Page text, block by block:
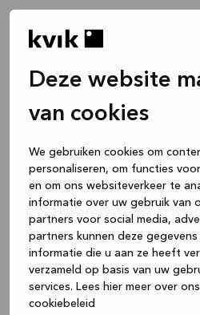
Deze website
van cookies
We gebruiken cookies om
personaliseren, om functies
en om ons websiteverkeer te
informatie over uw gebruik van
partners voor social media,
partners kunnen deze
informatie die u aan ze heeft
verzameld op basis van uw
services. Lees hier meer over
cookiebeleid